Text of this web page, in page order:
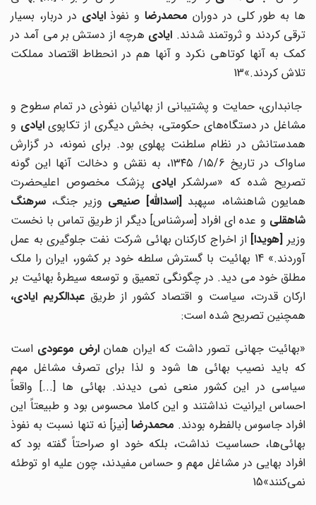
ها به طور کلی در دورانمحمدرضاو نفوذایادیدر دربار، بسیار
ترقی کردند و ثروتمند شدند.ایادیهرچه از دستش بر می آمد در
کمک به آنها کوتاهی نکرد و آنها هم در انحطاط اقتصاد مملکت
تلاش کردند.»13
جانبداری، حمایت و پشتیبانی از بهائیان نفوذی در تمام سطوح و
مشاغل در دستگاه‌های حکومتی، بخش دیگری از تکاپویایادیو
همدستانش در نظام سلطنت پهلوی بود. برای نمونه، در گزارش
ساواک در تاریخ ۱۵/6/ ۱۳۴۵، به نقش و دخالت آنها این گونه
تصریح شده که «سرلشکرایادیپزشک مخصوص اعلیحضرت
همایون شاهنشاه، سپهبد[اسدالله]صنیعیوزیر جنگ،سرهنگ
شاهقلیو عده ای افراد [سرشناس] دیگر از طریق تماس با نخست
وزیر[هویدا]از اخراج کارکنان بهائی شرکت نفت جلوگیری به عمل
آوردند.» 14 بهائیت با گسترش سلطه خود بر کشور، ایران را ملک
مطلق خود می دید. در چگونگی تعمیق و توسعه سیطرۀ بهائیت بر
ارکان قدرت، سیاست و اقتصاد کشور از طریقعبدالکریم ایادی،
همچنین تصریح شده است:
«بهائیت جهانی تصور داشت که ایران همان ارض موعودیاست
که باید نصیب بهائی ها شود و لذا برای تصرف مشاغل مهم
سیاسی در این کشور منعی نمی دیدند. بهائی ها [...] واقعاً
احساس ایرانیت نداشتند و این کاملا محسوس بود و طبیعتاً این
افراد جاسوس بالفطره بودند.محمدرضا[نیز] نه تنها نسبت به نفوذ
بهائی‌ها، حساسیت نداشت، بلکه خود او صراحتاً گفته بود که
افراد بهایی در مشاغل مهم و حساس مفیدند، چون علیه او توطئه
نمی‌کنند»15